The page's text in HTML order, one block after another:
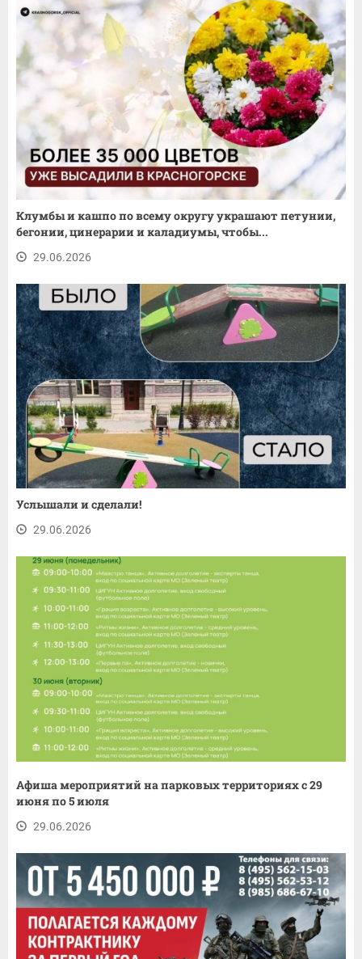
Клумбы и кашпо по всему округу украшают петунии,
бегонии, цинерарии и каладиумы, чтобы...
29.06.2026
Услышали и сделали!
29.06.2026
Афиша мероприятий на парковых территориях с 29
июня по 5 июля
29.06.2026